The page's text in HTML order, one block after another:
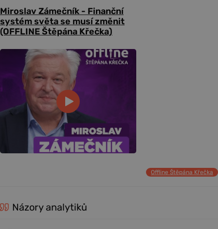
Miroslav Zámečník - Finanční
systém světa se musí změnit
(OFFLINE Štěpána Křečka)
Offline Štěpána Křečka
Názory analytiků